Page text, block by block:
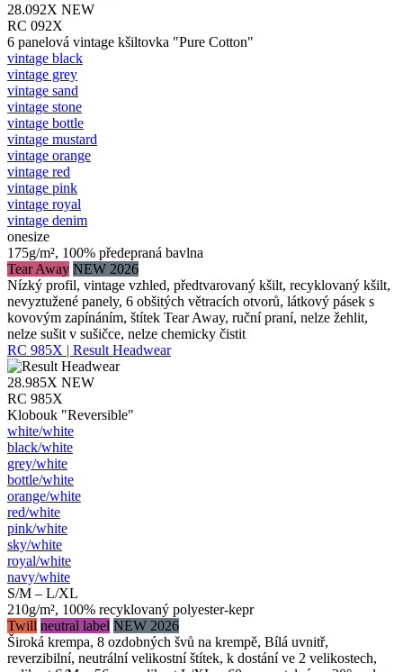
28.092X NEW
RC 092X
6 panelová vintage kšiltovka "Pure Cotton"
vintage black
vintage grey
vintage sand
vintage stone
vintage bottle
vintage mustard
vintage orange
vintage red
vintage pink
vintage royal
vintage denim
onesize
175g/m², 100% předepraná bavlna
Tear Away NEW 2026
Nízký profil, vintage vzhled, předtvarovaný kšilt, recyklovaný kšilt,
nevyztužené panely, 6 obšitých větracích otvorů, látkový pásek s
kovovým zapínáním, štítek Tear Away, ruční praní, nelze žehlit,
nelze sušit v sušičce, nelze chemicky čistit
RC 985X | Result Headwear
28.985X NEW
RC 985X
Klobouk "Reversible"
white/​white
black/​white
grey/​white
bottle/​white
orange/​white
red/​white
pink/​white
sky/​white
royal/​white
navy/​white
S/M – L/XL
210g/m², 100% recyklovaný polyester-kepr
Twill neutral label NEW 2026
Široká krempa, 8 ozdobných švů na krempě, Bílá uvnitř,
reverzibilní, neutrální velikostní štítek, k dostání ve 2 velikostech,